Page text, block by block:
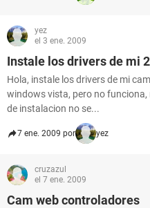
yez
el 3 ene. 2009
Instale los drivers de mi
Hola, instale los drivers de mi
windows vista, pero no
de instalacion no se...
7 ene. 2009 por yez
cruzazul
el 7 ene. 2009
Cam web controladores